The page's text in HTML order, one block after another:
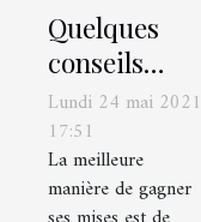
Quelques
conseils
pour gagner
efficacement
aux paris
sportifs
Lundi 24 mai 2021
17:51
La meilleure
manière de gagner